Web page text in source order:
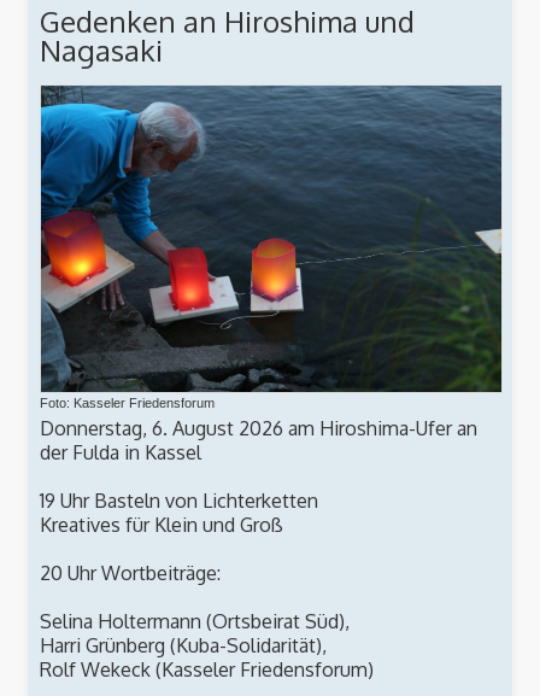
Gedenken an Hiroshima und
Nagasaki
Foto: Kasseler Friedensforum
Donnerstag, 6. August 2026 am Hiroshima-Ufer an
der Fulda in Kassel
19 Uhr Basteln von Lichterketten
Kreatives für Klein und Groß
20 Uhr Wortbeiträge:
Selina Holtermann (Ortsbeirat Süd),
Harri Grünberg (Kuba-Solidarität),
Rolf Wekeck (Kasseler Friedensforum)